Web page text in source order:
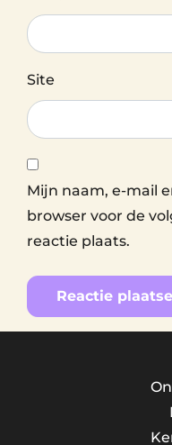
Site
Mijn naam, e-mail
browser voor de
reactie plaats.